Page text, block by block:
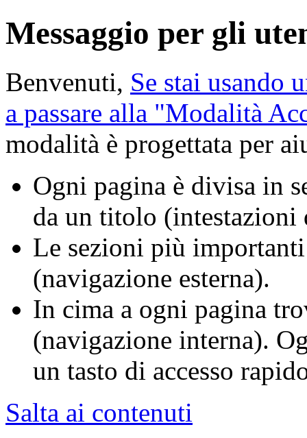
Messaggio per gli
Benvenuti, Se stai usando
a passare alla "Modalità
modalità è progettata per
Ogni pagina è divisa in
da un titolo (intestazioni
Le sezioni più
(navigazione esterna).
In cima a ogni pagina
(navigazione interna).
un tasto di accesso
Salta ai contenuti